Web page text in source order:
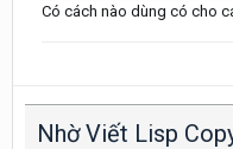
Có cách nào dùng có cho